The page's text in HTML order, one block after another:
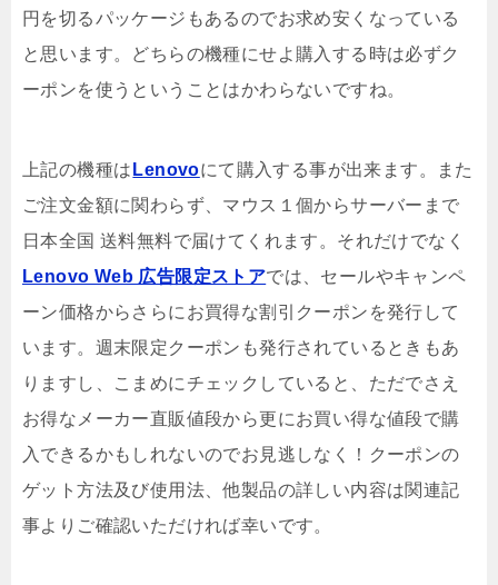
円を切るパッケージもあるのでお求め安くなっている
と思います。どちらの機種にせよ購入する時は必ずク
ーポンを使うということはかわらないですね。
上記の機種は Lenovoにて購入する事が出来ます。また
ご注文金額に関わらず、マウス１個からサーバーまで
日本全国 送料無料で届けてくれます。それだけでなく
Lenovo Web 広告限定ストアでは、セールやキャンペ
ーン価格からさらにお買得な割引クーポンを発行して
います。週末限定クーポンも発行されているときもあ
りますし、こまめにチェックしていると、ただでさえ
お得なメーカー直販値段から更にお買い得な値段で購
入できるかもしれないのでお見逃しなく！クーポンの
ゲット方法及び使用法、他製品の詳しい内容は関連記
事よりご確認いただければ幸いです。